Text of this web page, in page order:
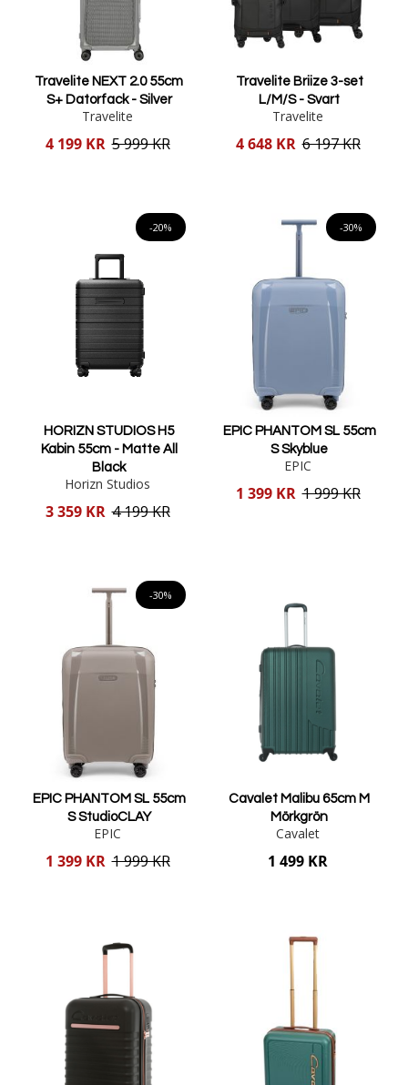
Travelite NEXT 2.0 55cm
S+ Datorfack - Silver
Travelite
Reducerat
4 199 KR 5 999 KR
Travelite Briize 3-set
L/M/S - Svart
Travelite
Reducerat
4 648 KR 6 197 KR
-20%
HORIZN STUDIOS H5
Kabin 55cm - Matte All
Black
Horizn Studios
Reducerat
3 359 KR 4 199 KR
-30%
EPIC PHANTOM SL 55cm
S Skyblue
EPIC
Reducerat
1 399 KR 1 999 KR
-30%
EPIC PHANTOM SL 55cm
S StudioCLAY
EPIC
Reducerat
1 399 KR 1 999 KR
Cavalet Malibu 65cm M
Mörkgrön
Cavalet
1 499 KR